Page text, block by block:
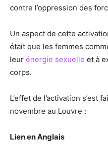
contre l’oppression des
Un aspect de cette
était que les femmes
leur énergie sexuelle et à
corps.
L’effet de l’activation s’est
novembre au Louvre :
Lien en Anglais